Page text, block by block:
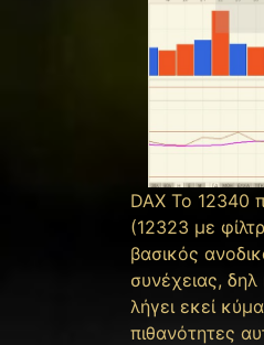
DAX To 12340
(12323 με
βασικός
συνέχειας,
λήγει εκεί
πιθανότητες